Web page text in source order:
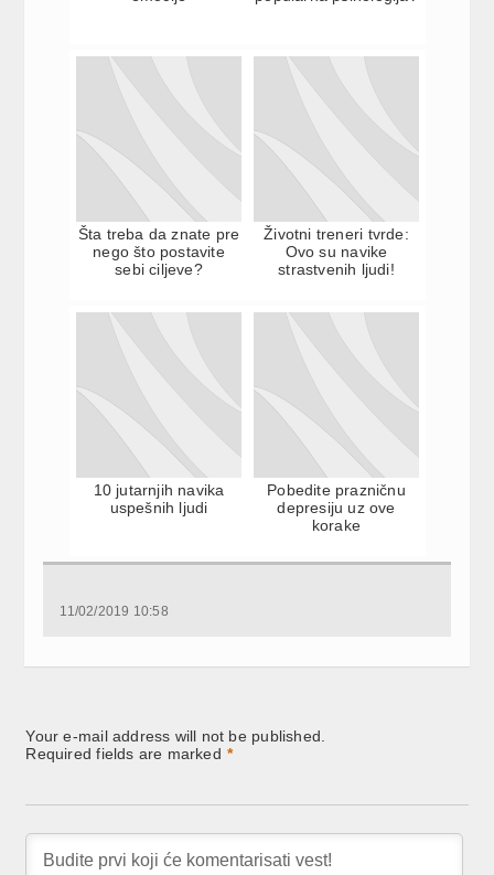
Šta treba da znate pre
nego što postavite
sebi ciljeve?
Životni treneri tvrde:
Ovo su navike
strastvenih ljudi!
10 jutarnjih navika
uspešnih ljudi
Pobedite prazničnu
depresiju uz ove
korake
11/02/2019 10:58
Your e-mail address will not be published.
Required fields are marked *